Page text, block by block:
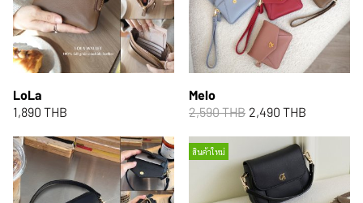
LoLa
1,890 THB
Melo
2,590 THB 2,490 THB
สินค้าใหม่